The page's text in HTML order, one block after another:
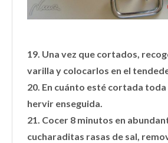
19. Una vez que cortados,
varilla y colocarlos en el
20. En cuánto esté cortada toda
hervir enseguida.
21. Cocer 8 minutos en
cucharaditas rasas de sal,